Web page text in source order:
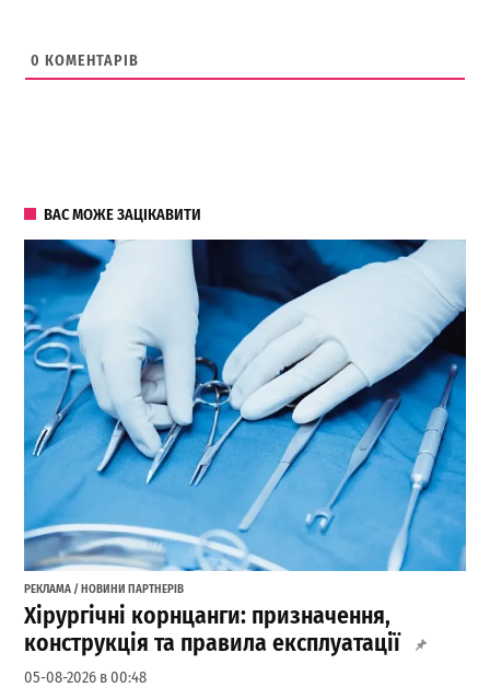
0 КОМЕНТАРІВ
ВАС МОЖЕ ЗАЦІКАВИТИ
РЕКЛАМА / НОВИНИ ПАРТНЕРІВ
Хірургічні корнцанги: призначення,
конструкція та правила експлуатації
05-08-2026 в 00:48